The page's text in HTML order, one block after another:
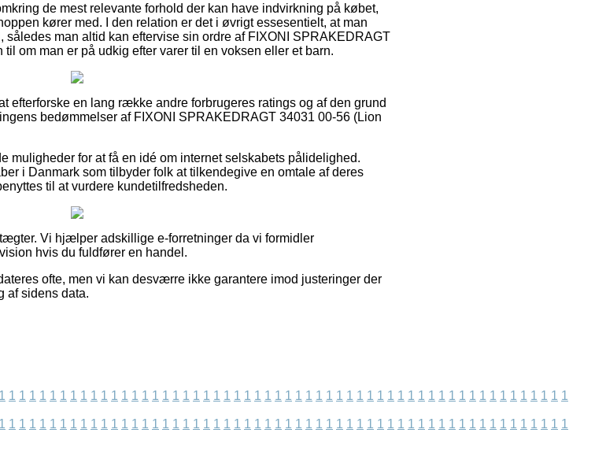
de mest relevante forhold der kan have indvirkning på købet,
kører med. I den relation er det i øvrigt essesentielt, at man
man altid kan eftervise sin ordre af FIXONI SPRAKEDRAGT
om man er på udkig efter varer til en voksen eller et barn.
efterforske en lang række andre forbrugeres ratings og af den grund
bedømmelser af FIXONI SPRAKEDRAGT 34031 00-56 (Lion
muligheder for at få en idé om internet selskabets pålidelighed.
i Danmark som tilbyder folk at tilkendegive en omtale af deres
til at vurdere kundetilfredsheden.
Vi hjælper adskillige e-forretninger da vi formidler
hvis du fuldfører en handel.
ofte, men vi kan desværre ikke garantere imod justeringer der
af sidens data.
1 1 1 1 1 1 1 1 1 1 1 1 1 1 1 1 1 1 1 1 1 1 1 1 1 1 1 1 1 1 1 1 1 1 1 1 1 1 1 1 1 1 1 1 1 1 1 1 1 1 1 1 1 1 1 1
1 1 1 1 1 1 1 1 1 1 1 1 1 1 1 1 1 1 1 1 1 1 1 1 1 1 1 1 1 1 1 1 1 1 1 1 1 1 1 1 1 1 1 1 1 1 1 1 1 1 1 1 1 1 1 1